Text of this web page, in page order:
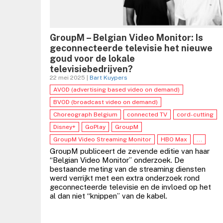
GroupM – Belgian Video Monitor: Is
geconnecteerde televisie het nieuwe
goud voor de lokale
televisiebedrijven?
22 mei 2025 | Bart Kuypers
AVOD (advertising based video on demand)
BVOD (broadcast video on demand)
Choreograph Belgium
connected TV
cord-cutting
Disney+
GoPlay
GroupM
GroupM Video Streaming Monitor
HBO Max
GroupM publiceert de zevende editie van haar
“Belgian Video Monitor” onderzoek. De
bestaande meting van de streaming diensten
werd verrijkt met een extra onderzoek rond
geconnecteerde televisie en de invloed op het
al dan niet “knippen” van de kabel.